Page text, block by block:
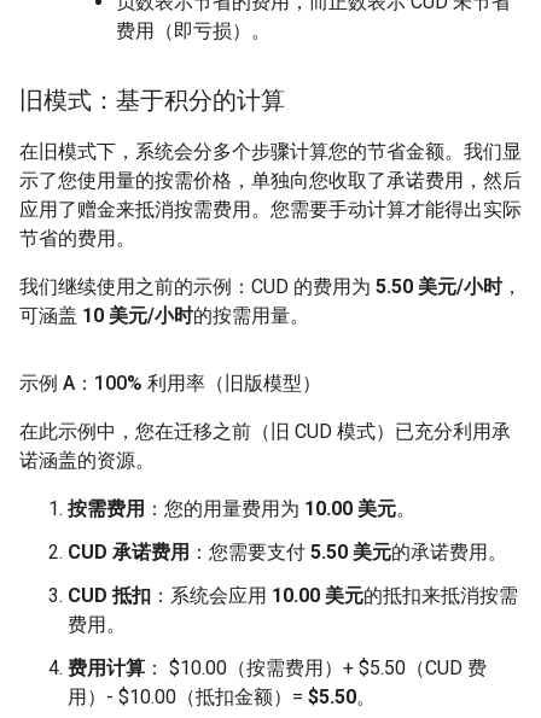
费用（即亏损）。
旧模式：基于积分的计算
在旧模式下，系统会分多个步骤计算您的节省金额。我们显
示了您使用量的按需价格，单独向您收取了承诺费用，然后
应用了赠金来抵消按需费用。您需要手动计算才能得出实际
节省的费用。
我们继续使用之前的示例：CUD 的费用为 5.50 美元/小时，
可涵盖 10 美元/小时的按需用量。
示例 A：100% 利用率（旧版模型）
在此示例中，您在迁移之前（旧 CUD 模式）已充分利用承
诺涵盖的资源。
按需费用 ：您的用量费用为 10.00 美元。
CUD 承诺费用 ：您需要支付 5.50 美元的承诺费用。
CUD 抵扣 ：系统会应用 10.00 美元的抵扣来抵消按需
费用。
费用计算 ： $10.00（按需费用）+ $5.50（CUD 费
用）- $10.00（抵扣金额）= $5.50。